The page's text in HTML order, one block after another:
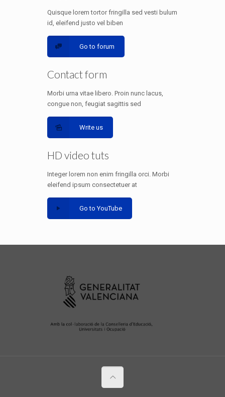
Quisque lorem tortor fringilla sed vesti bulum
id, eleifend justo vel biben
Go to forum
Contact form
Morbi urna vitae libero. Proin nunc lacus,
congue non, feugiat sagittis sed
Write us
HD video tuts
Integer lorem non enim fringilla orci. Morbi
eleifend ipsum consectetuer at
Go to YouTube